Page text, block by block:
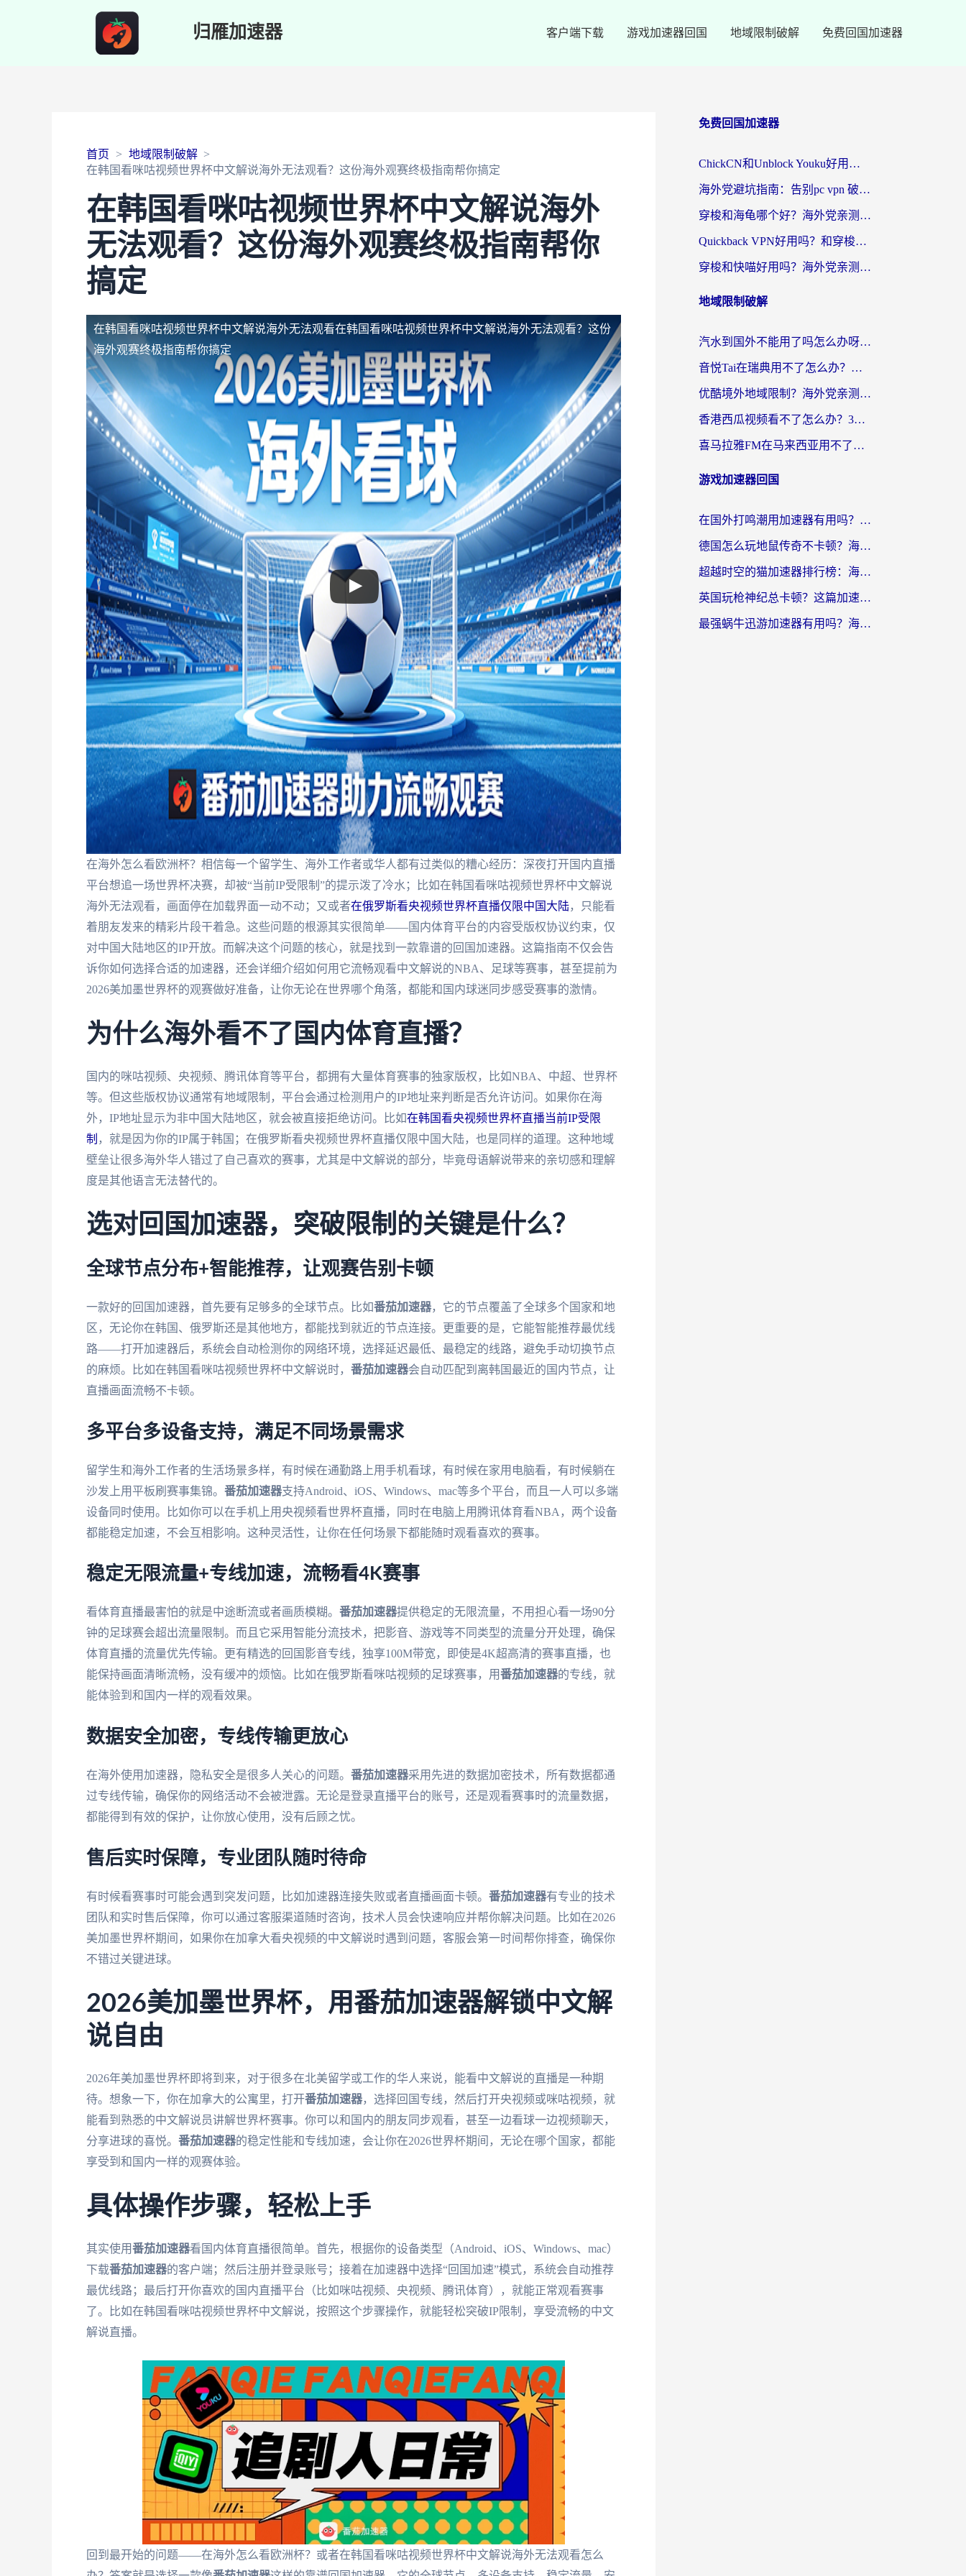
归雁加速器 客户端下载 游戏加速器回国 地域限制破解 免费回国加速器
首页
地域限制破解
在韩国看咪咕视频世界杯中文解说海外无法观看？这份海外观赛终极指南帮你搞定
在韩国看咪咕视频世界杯中文解说海外
无法观看？这份海外观赛终极指南帮你
搞定
在韩国看咪咕视频世界杯中文解说海外无法观看在韩国看咪咕视频世界杯中文解说海外无法观看？这份
海外观赛终极指南帮你搞定
在海外怎么看欧洲杯？相信每一个留学生、海外工作者或华人都有过类似的糟心经历：深夜打开国内直播
平台想追一场世界杯决赛，却被“当前IP受限制”的提示泼了冷水；比如在韩国看咪咕视频世界杯中文解说
海外无法观看，画面停在加载界面一动不动；又或者在俄罗斯看央视频世界杯直播仅限中国大陆，只能看
着朋友发来的精彩片段干着急。这些问题的根源其实很简单——国内体育平台的内容受版权协议约束，仅
对中国大陆地区的IP开放。而解决这个问题的核心，就是找到一款靠谱的回国加速器。这篇指南不仅会告
诉你如何选择合适的加速器，还会详细介绍如何用它流畅观看中文解说的NBA、足球等赛事，甚至提前为
2026美加墨世界杯的观赛做好准备，让你无论在世界哪个角落，都能和国内球迷同步感受赛事的激情。
为什么海外看不了国内体育直播？
国内的咪咕视频、央视频、腾讯体育等平台，都拥有大量体育赛事的独家版权，比如NBA、中超、世界杯
等。但这些版权协议通常有地域限制，平台会通过检测用户的IP地址来判断是否允许访问。如果你在海
外，IP地址显示为非中国大陆地区，就会被直接拒绝访问。比如在韩国看央视频世界杯直播当前IP受限
制 ，就是因为你的IP属于韩国；在俄罗斯看央视频世界杯直播仅限中国大陆，也是同样的道理。这种地域
壁垒让很多海外华人错过了自己喜欢的赛事，尤其是中文解说的部分，毕竟母语解说带来的亲切感和理解
度是其他语言无法替代的。
选对回国加速器，突破限制的关键是什么？
全球节点分布+智能推荐，让观赛告别卡顿
一款好的回国加速器，首先要有足够多的全球节点。比如番茄加速器，它的节点覆盖了全球多个国家和地
区，无论你在韩国、俄罗斯还是其他地方，都能找到就近的节点连接。更重要的是，它能智能推荐最优线
路——打开加速器后，系统会自动检测你的网络环境，选择延迟最低、最稳定的线路，避免手动切换节点
的麻烦。比如在韩国看咪咕视频世界杯中文解说时， 番茄加速器会自动匹配到离韩国最近的国内节点，让
直播画面流畅不卡顿。
多平台多设备支持，满足不同场景需求
留学生和海外工作者的生活场景多样，有时候在通勤路上用手机看球，有时候在家用电脑看，有时候躺在
沙发上用平板刷赛事集锦。 番茄加速器支持Android、iOS、Windows、mac等多个平台，而且一人可以多端
设备同时使用。比如你可以在手机上用央视频看世界杯直播，同时在电脑上用腾讯体育看NBA，两个设备
都能稳定加速，不会互相影响。这种灵活性，让你在任何场景下都能随时观看喜欢的赛事。
稳定无限流量+专线加速，流畅看4K赛事
看体育直播最害怕的就是中途断流或者画质模糊。 番茄加速器提供稳定的无限流量，不用担心看一场90分
钟的足球赛会超出流量限制。而且它采用智能分流技术，把影音、游戏等不同类型的流量分开处理，确保
体育直播的流量优先传输。更有精选的回国影音专线，独享100M带宽，即使是4K超高清的赛事直播，也
能保持画面清晰流畅，没有缓冲的烦恼。比如在俄罗斯看咪咕视频的足球赛事，用番茄加速器的专线，就
能体验到和国内一样的观看效果。
数据安全加密，专线传输更放心
在海外使用加速器，隐私安全是很多人关心的问题。 番茄加速器采用先进的数据加密技术，所有数据都通
过专线传输，确保你的网络活动不会被泄露。无论是登录直播平台的账号，还是观看赛事时的流量数据，
都能得到有效的保护，让你放心使用，没有后顾之忧。
售后实时保障，专业团队随时待命
有时候看赛事时可能会遇到突发问题，比如加速器连接失败或者直播画面卡顿。 番茄加速器有专业的技术
团队和实时售后保障，你可以通过客服渠道随时咨询，技术人员会快速响应并帮你解决问题。比如在2026
美加墨世界杯期间，如果你在加拿大看央视频的中文解说时遇到问题，客服会第一时间帮你排查，确保你
不错过关键进球。
2026美加墨世界杯，用番茄加速器解锁中文解
说自由
2026年美加墨世界杯即将到来，对于很多在北美留学或工作的华人来说，能看中文解说的直播是一种期
待。想象一下，你在加拿大的公寓里，打开番茄加速器，选择回国专线，然后打开央视频或咪咕视频，就
能看到熟悉的中文解说员讲解世界杯赛事。你可以和国内的朋友同步观看，甚至一边看球一边视频聊天，
分享进球的喜悦。 番茄加速器的稳定性能和专线加速，会让你在2026世界杯期间，无论在哪个国家，都能
享受到和国内一样的观赛体验。
具体操作步骤，轻松上手
其实使用番茄加速器看国内体育直播很简单。首先，根据你的设备类型（Android、iOS、Windows、mac）
下载番茄加速器的客户端；然后注册并登录账号；接着在加速器中选择“回国加速”模式，系统会自动推荐
最优线路；最后打开你喜欢的国内直播平台（比如咪咕视频、央视频、腾讯体育），就能正常观看赛事
了。比如在韩国看咪咕视频世界杯中文解说，按照这个步骤操作，就能轻松突破IP限制，享受流畅的中文
解说直播。
回到最开始的问题——在海外怎么看欧洲杯？或者在韩国看咪咕视频世界杯中文解说海外无法观看怎么
免费回国加速器
ChickCN和Unblock Youku好用吗？海外党亲测3款回国加速器，附iOS免费选择指南
海外党避坑指南：告别pc vpn 破解，选对回国加速器轻松访问国内资源
穿梭和海龟哪个好？海外党亲测回国加速器，附电脑免费VPN推荐
Quickback VPN好用吗？和穿梭VPN对比哪个回国效果更好？海外党必看的真实测评与选择指南
穿梭和快喵好用吗？海外党亲测3款回国加速器，附日本回国VPN避坑指南
地域限制破解
汽水到国外不能用了吗怎么办呀？海外党追剧看片的救星在这里！
音悦Tai在瑞典用不了怎么办？海外华人追剧听歌的实用指南
优酷境外地域限制？海外党亲测：这样看国内剧再也不卡（附3个实用场景解决）
香港西瓜视频看不了怎么办？3步解决海外追剧难题，附靠谱加速器推荐
喜马拉雅FM在马来西亚用不了怎么办？海外华人亲测有效的回国加速指南
游戏加速器回国
在国外打鸣潮用加速器有用吗？安全吗？海外玩家国服游戏加速全指南
德国怎么玩地鼠传奇不卡顿？海外党国服游戏加速全攻略（含战双EVE实用指南）
超越时空的猫加速器排行榜：海外党国服游戏不卡顿的终极选择指南
英国玩枪神纪总卡顿？这篇加速器选择指南帮你告别延迟（附实测推荐）
最强蜗牛迅游加速器有用吗？海外玩家国服游戏加速避坑指南（附德国玩忍者必须死3流星蝴蝶剑解决办法）